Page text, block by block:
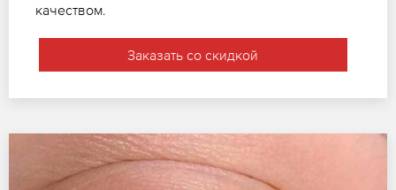
качеством.
Заказать со скидкой